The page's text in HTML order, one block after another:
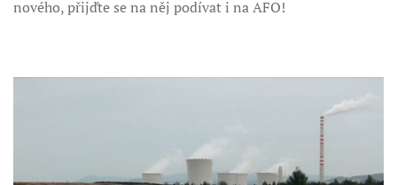
nového, přijďte se na něj podívat i na AFO!